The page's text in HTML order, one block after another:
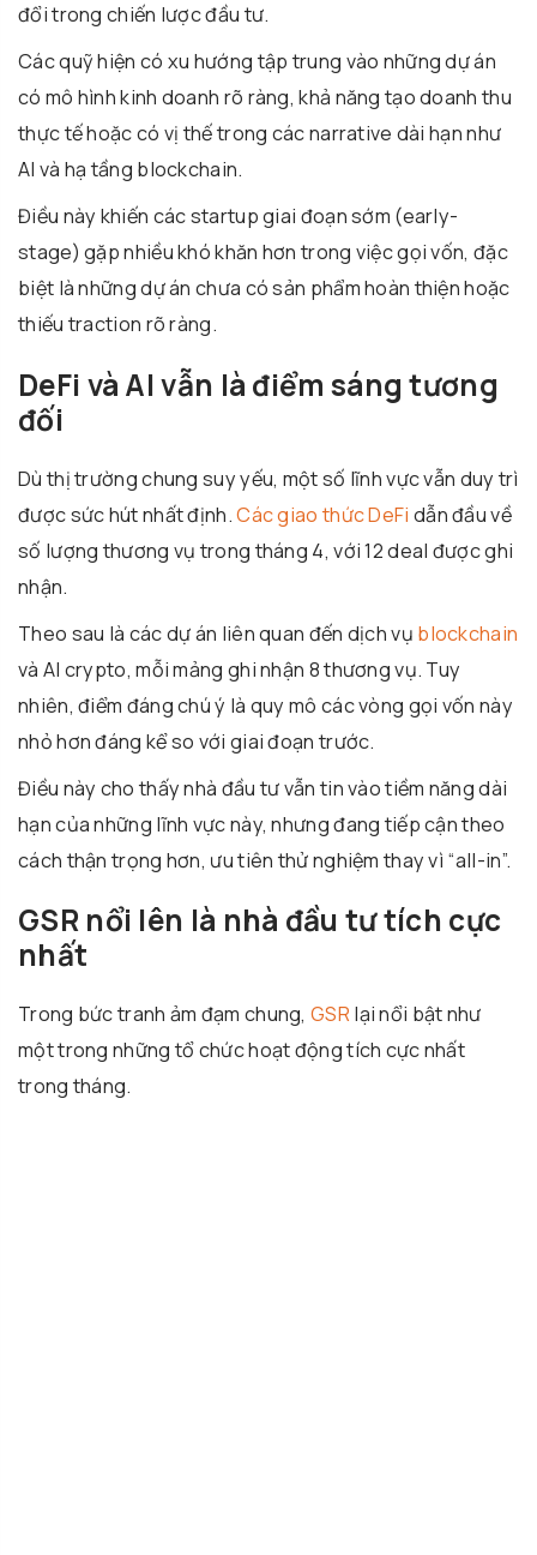
đổi trong chiến lược đầu tư.
Các quỹ hiện có xu hướng tập trung vào những dự án
có mô hình kinh doanh rõ ràng, khả năng tạo doanh thu
thực tế hoặc có vị thế trong các narrative dài hạn như
AI và hạ tầng blockchain.
Điều này khiến các startup giai đoạn sớm (early-
stage) gặp nhiều khó khăn hơn trong việc gọi vốn, đặc
biệt là những dự án chưa có sản phẩm hoàn thiện hoặc
thiếu traction rõ ràng.
DeFi và AI vẫn là điểm sáng tương
đối
Dù thị trường chung suy yếu, một số lĩnh vực vẫn duy trì
được sức hút nhất định.Các giao thức DeFi dẫn đầu về
số lượng thương vụ trong tháng 4, với 12 deal được ghi
nhận.
Theo sau là các dự án liên quan đến dịch vụ blockchain
và AI crypto, mỗi mảng ghi nhận 8 thương vụ. Tuy
nhiên, điểm đáng chú ý là quy mô các vòng gọi vốn này
nhỏ hơn đáng kể so với giai đoạn trước.
Điều này cho thấy nhà đầu tư vẫn tin vào tiềm năng dài
hạn của những lĩnh vực này, nhưng đang tiếp cận theo
cách thận trọng hơn, ưu tiên thử nghiệm thay vì “all-in”.
GSRnổi lên là nhà đầu tư tích cực
nhất
Trong bức tranh ảm đạm chung,GSR lại nổi bật như
một trong những tổ chức hoạt động tích cực nhất
trong tháng.